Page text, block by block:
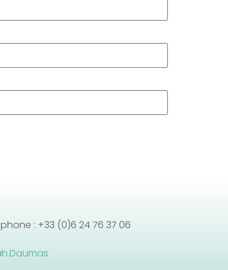
: +33 (0)6 24 76 37 06